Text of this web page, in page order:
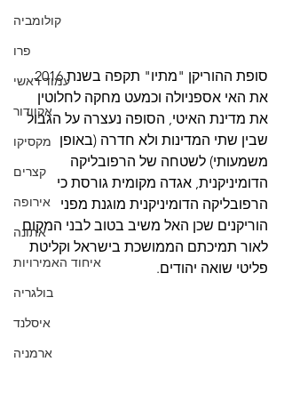
קולומביה
פרו
עמוד ראשי
אקוודור
מקסיקו
קצרים
אירופה
אתונה
איחוד האמירויות
בולגריה
איסלנד
ארמניה
סופת ההוריקן "מתיו" תקפה בשנת 2016
את האי אספניולה וכמעט מחקה לחלוטין
את מדינת האיטי, הסופה נעצרה על הגבול
שבין שתי המדינות ולא חדרה (באופן
משמעותי) לשטחה של הרפובליקה
הדומיניקנית, אגדה מקומית גורסת כי
הרפובליקה הדומיניקנית מוגנת מפני
הוריקנים שכן האל משיב בטוב לבני המקום
לאור תמיכתם הממושכת בישראל וקליטת
פליטי שואה יהודים.